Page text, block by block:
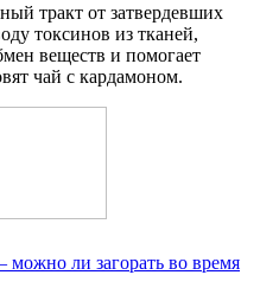
тракт от затвердевших
токсинов из тканей,
веществ и помогает
чай с кардамоном.
ли загорать во время